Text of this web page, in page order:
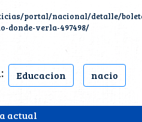
actual
portal/nacional/detalle/
donde-verla-497498/
Educacion nacio